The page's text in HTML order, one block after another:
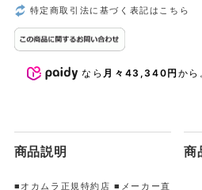
特定商取引法に基づく表記はこちら
なら 月々43,340円 か
商品説明
■オカムラ正規特約店 ■メーカー直
商